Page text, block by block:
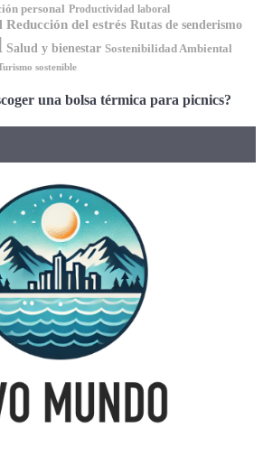
personal Productividad laboral
Reducción del estrés Rutas de senderismo
Salud y bienestar Sostenibilidad Ambiental
sostenible
una bolsa térmica para picnics?